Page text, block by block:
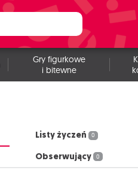
Gry figurkowe
i bitewne
Listy życzeń 0
Obserwujący 0